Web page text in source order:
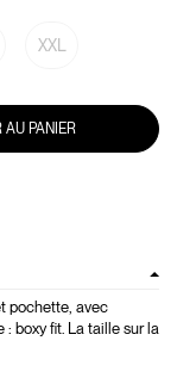
XXL
AU PANIER
pochette, avec
boxy fit. La taille sur la